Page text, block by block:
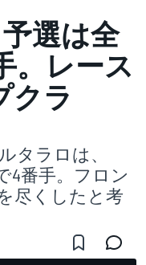
選は全
。レース
クラ
タラロは、
4番手。フロン
尽くしたと考